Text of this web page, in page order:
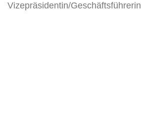
Vizepräsidentin/Geschäftsführerin